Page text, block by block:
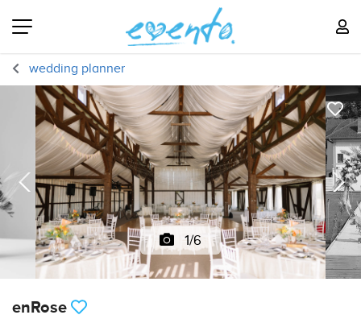
wedding planner
1/6
enRose